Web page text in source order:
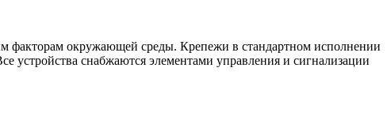
факторам окружающей среды. Крепежи в стандартном исполнении
устройства снабжаются элементами управления и сигнализации